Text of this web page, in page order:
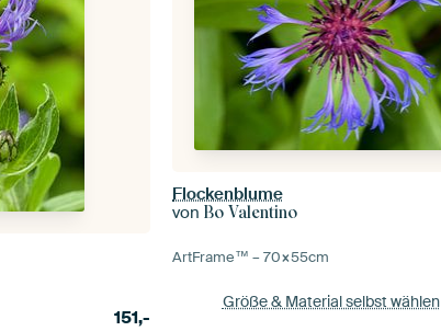
151,-
Flockenblume
vonBo Valentino
ArtFrame™ –70×55cm
Größe & Material selbst wählen